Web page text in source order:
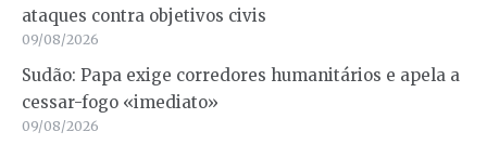
ataques contra objetivos civis
09/08/2026
Sudão: Papa exige corredores humanitários e apela a
cessar-fogo «imediato»
09/08/2026